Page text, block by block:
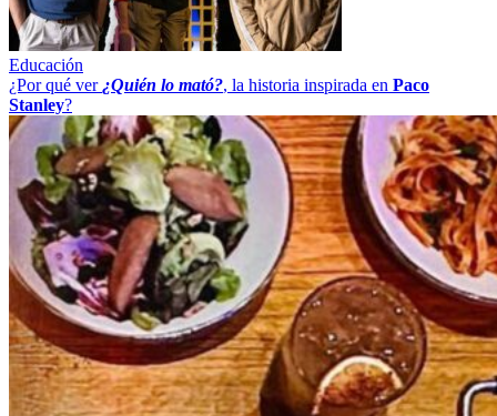
Educación
¿Por qué ver ¿Quién lo mató?, la historia inspirada en Paco
Stanley?